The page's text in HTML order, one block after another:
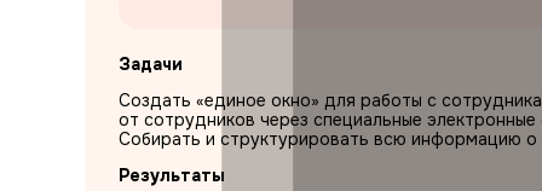
Задачи
Создать «единое окно» для работы с
от сотрудников через специальные
Собирать и структурировать всю информацию
Результаты